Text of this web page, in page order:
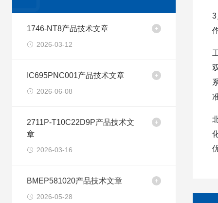
1746-NT8产品技术文章
2026-03-12
IC695PNC001产品技术文章
2026-06-08
2711P-T10C22D9P产品技术文
章
2026-03-16
BMEP581020产品技术文章
2026-05-28
3